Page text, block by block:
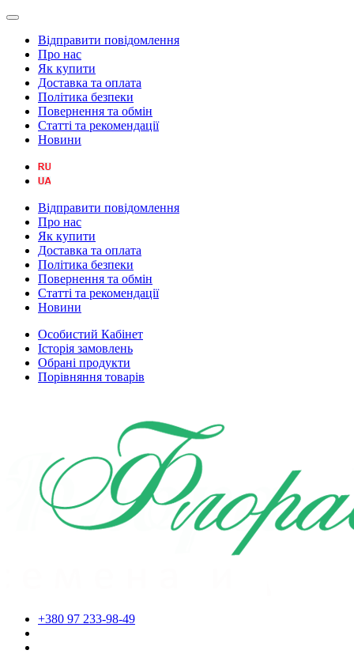
Відправити повідомлення
Про нас
Як купити
Доставка та оплата
Політика безпеки
Повернення та обмін
Статті та рекомендації
Новини
Відправити повідомлення
Про нас
Як купити
Доставка та оплата
Політика безпеки
Повернення та обмін
Статті та рекомендації
Новини
Особистий Кабінет
Історія замовлень
Обрані продукти
Порівняння товарів
+380 97 233-98-49